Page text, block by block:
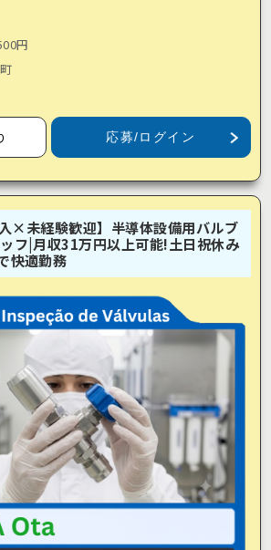
円
応募/ログイン
×未経験歓迎】半導体設備用バルブ
フ|月収31万円以上可能!土日祝休み
快適勤務